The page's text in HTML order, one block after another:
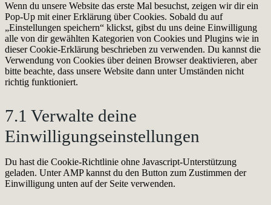
Wenn du unsere Website das erste Mal besuchst, zeigen wir dir ein
Pop-Up mit einer Erklärung über Cookies. Sobald du auf
„Einstellungen speichern“ klickst, gibst du uns deine Einwilligung
alle von dir gewählten Kategorien von Cookies und Plugins wie in
dieser Cookie-Erklärung beschrieben zu verwenden. Du kannst die
Verwendung von Cookies über deinen Browser deaktivieren, aber
bitte beachte, dass unsere Website dann unter Umständen nicht
richtig funktioniert.
7.1 Verwalte deine
Einwilligungseinstellungen
Du hast die Cookie-Richtlinie ohne Javascript-Unterstützung
geladen. Unter AMP kannst du den Button zum Zustimmen der
Einwilligung unten auf der Seite verwenden.